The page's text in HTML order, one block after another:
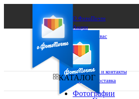
О ФотоПочте
Акции
Сделаем за вас
Бизнесу
FAQ
Франшиза
Поддержка и контакты
Оплата и доставка
КАТАЛОГ
Фотографии